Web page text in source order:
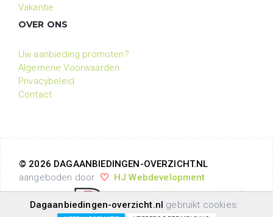
Vakantie
OVER ONS
Uw aanbieding promoten?
Algemene Voorwaarden
Privacybeleid
Contact
© 2026 DAGAANBIEDINGEN-OVERZICHT.NL
aangeboden door
HJ Webdevelopment
Dagaanbiedingen-overzicht.nl gebruikt cookies: